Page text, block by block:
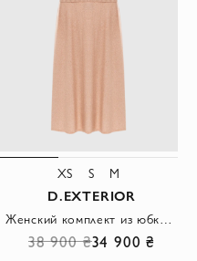
XS S M
D.EXTERIOR
Женский комплект из юбки и топа с блеском светло-розовый
38 900 ₴34 900 ₴